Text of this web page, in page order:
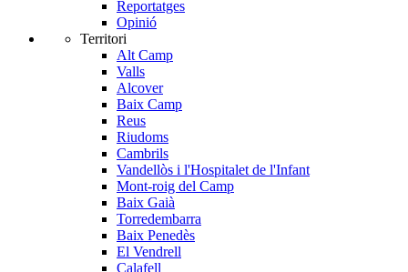
Reportatges
Opinió
Territori
Alt Camp
Valls
Alcover
Baix Camp
Reus
Riudoms
Cambrils
Vandellòs i l'Hospitalet de l'Infant
Mont-roig del Camp
Baix Gaià
Torredembarra
Baix Penedès
El Vendrell
Calafell